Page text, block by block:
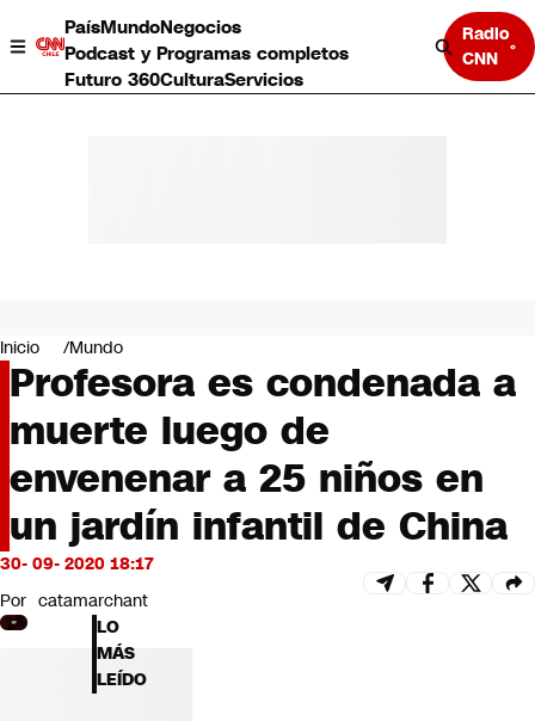
PaísMundoNegocios
Podcast y Programas completos
Futuro 360CulturaServicios
Radio
CNN
Negocios
Deportes
Programas completos
Cultura
Servicios
Bits
CNN tiempo
Futuro 360
Inicio Mundo
Profesora es condenada a
muerte luego de
envenenar a 25 niños en
un jardín infantil de China
30- 09- 2020 18:17
Por catamarchant
LO
MÁS
LEÍDO